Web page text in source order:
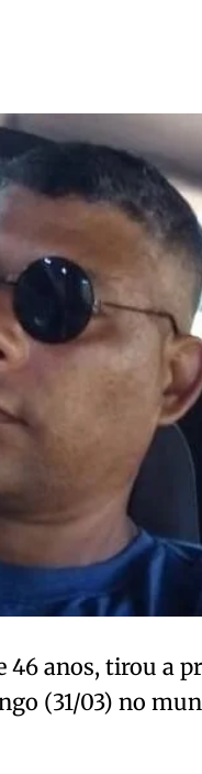
46 anos, tirou a
(31/03) no